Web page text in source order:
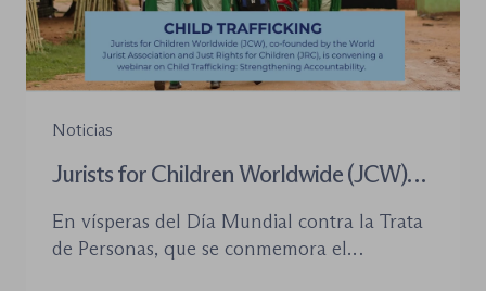
Noticias
Jurists for Children Worldwide (JCW)
para combatir la trata de menores y
defender el Estado de Derecho
En vísperas del Día Mundial contra la Trata
de Personas, que se conmemora el